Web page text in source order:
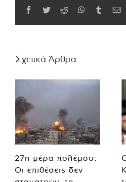
Facebook
TwitterReddit WhatsApp
Tumblr
Σχετικά Άρθρα
27η μέρα πολέμου:
Οι επιθέσεις δεν